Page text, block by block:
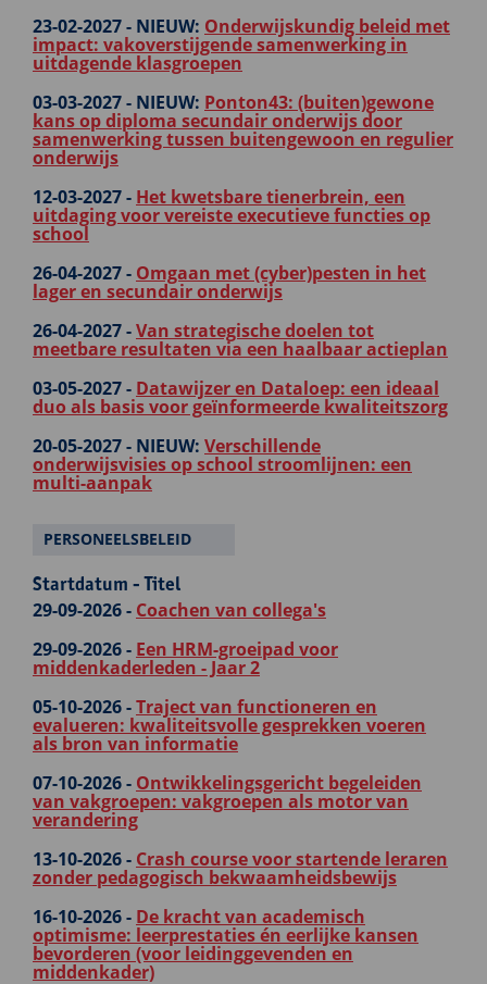
23-02-2027 - NIEUW: Onderwijskundig beleid met
impact: vakoverstijgende samenwerking in
uitdagende klasgroepen
03-03-2027 - NIEUW: Ponton43: (buiten)gewone
kans op diploma secundair onderwijs door
samenwerking tussen buitengewoon en regulier
onderwijs
12-03-2027 - Het kwetsbare tienerbrein, een
uitdaging voor vereiste executieve functies op
school
26-04-2027 - Omgaan met (cyber)pesten in het
lager en secundair onderwijs
26-04-2027 -Van strategische doelen tot
meetbare resultaten via een haalbaar actieplan
03-05-2027 - Datawijzer en Dataloep: een ideaal
duo als basis voor geïnformeerde kwaliteitszorg
20-05-2027 - NIEUW: Verschillende
onderwijsvisies op school stroomlijnen: een
multi-aanpak
PERSONEELSBELEID
Startdatum - Titel
29-09-2026 - Coachen van collega's
29-09-2026 - Een HRM-groeipad voor
middenkaderleden - Jaar 2
05-10-2026 -Traject van functioneren en
evalueren: kwaliteitsvolle gesprekken voeren
als bron van informatie
07-10-2026 - Ontwikkelingsgericht begeleiden
van vakgroepen: vakgroepen als motor van
verandering
13-10-2026 - Crash course voor startende leraren
zonder pedagogisch bekwaamheidsbewijs
16-10-2026 - De kracht van academisch
optimisme: leerprestaties én eerlijke kansen
bevorderen (voor leidinggevenden en
middenkader)